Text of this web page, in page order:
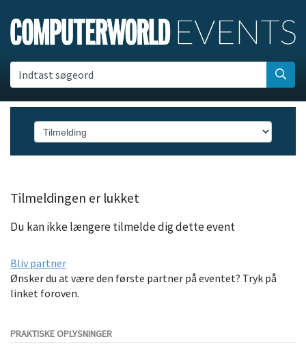
Indtast søgeord
Tilmeldingen er lukket
Du kan ikke længere tilmelde dig dette event
Bliv partner
Ønsker du at være den første partner på eventet? Tryk på
linket foroven.
PRAKTISKE OPLYSNINGER